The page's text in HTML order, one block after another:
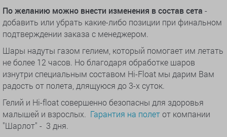
По желанию можно внести изменения в состав сета -
добавить или убрать какие-либо позиции при финальном
подтверждении заказа с менеджером.
Шары надуты газом гелием, который помогает им летать
не более 12 часов. Но благодаря обработке шаров
изнутри специальным составом Hi-Float мы дарим Вам
радость от полета, длящуюся до 3-х суток.
Гелий и Hi-float совершенно безопасны для здоровья
малышей и взрослых. Гарантия на полетот компании
"Шарлот" - 3 дня.